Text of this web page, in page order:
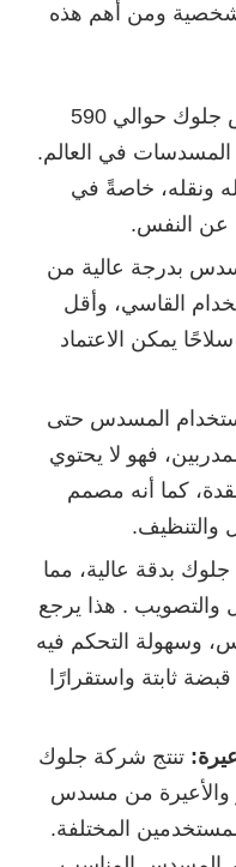
ومن أهم هذه
يزن مسدس جلوك حوالي 590
المسدسات في العالم.
ونقله، خاصةً في
عن النفس.
بدرجة عالية من
القاسي، وأقل
يمكن الاعتماد
المسدس حتى
فهو لا يحتوي
كما أنه مصمم
والتنظيف.
بدقة عالية، مما
والتصويب . هذا يرجع
وسهولة التحكم فيه
ثابتة واستقرارًا
تنتج شركة جلوك
والأعيرة من مسدس
المختلفة.